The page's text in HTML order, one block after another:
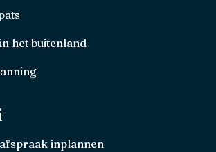
het buitenland
inplannen